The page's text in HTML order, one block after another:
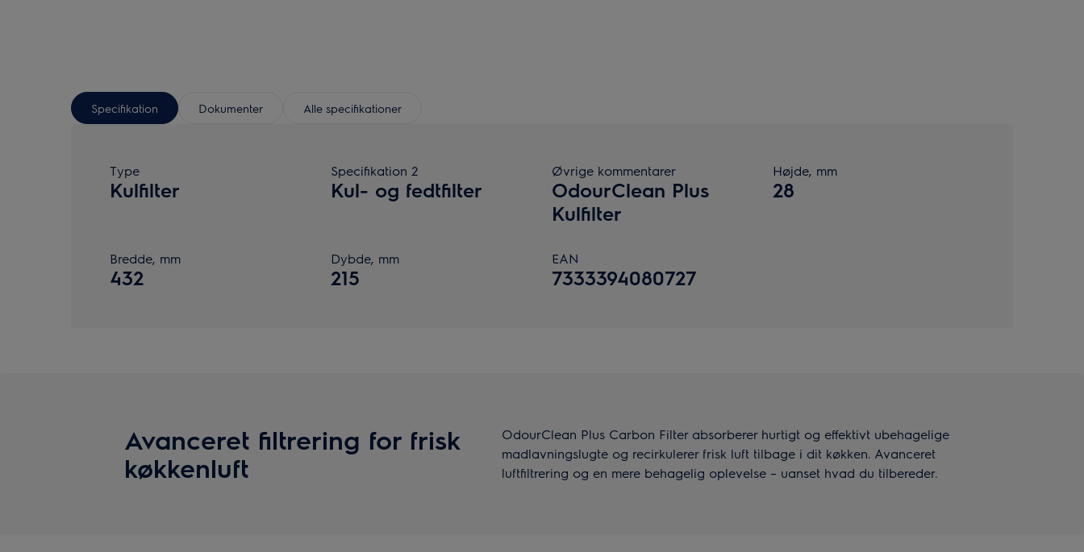
Specifikation Dokumenter Alle specifikationer
Type
Kulfilter
Specifikation 2
Kul- og fedtfilter
Øvrige kommentarer
OdourClean Plus
Kulfilter
Højde, mm
28
Bredde, mm
432
Dybde, mm
215
EAN
7333394080727
Avanceret filtrering for frisk
køkkenluft
OdourClean Plus Carbon Filter absorberer hurtigt og effektivt ubehagelige
madlavningslugte og recirkulerer frisk luft tilbage i dit køkken. Avanceret
luftfiltrering og en mere behagelig oplevelse – uanset hvad du tilbereder.